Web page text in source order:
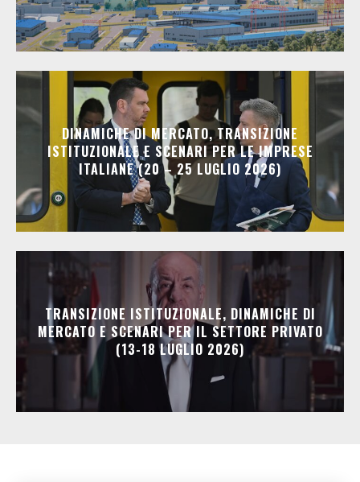
DINAMICHE DI MERCATO, TRANSIZIONE
ISTITUZIONALE E SCENARI PER LE IMPRESE
ITALIANE (20 – 25 LUGLIO 2026)
TRANSIZIONE ISTITUZIONALE, DINAMICHE DI
MERCATO E SCENARI PER IL SETTORE PRIVATO
(13-18 LUGLIO 2026)